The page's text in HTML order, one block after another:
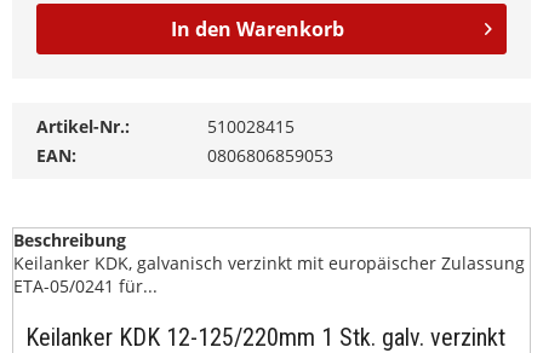
In den Warenkorb
Artikel-Nr.:
510028415
EAN:
0806806859053
Beschreibung
Keilanker KDK, galvanisch verzinkt mit europäischer Zulassung
ETA-05/0241 für...
Keilanker KDK 12-125/220mm 1 Stk. galv. verzinkt